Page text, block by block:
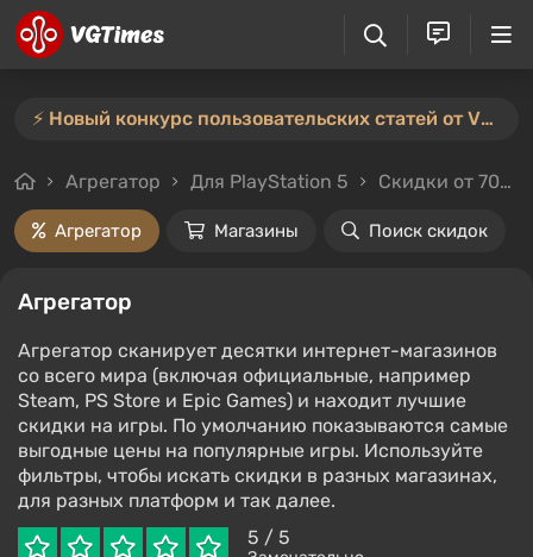
⚡️ Новый конкурс пользовательских статей от VGTimes — участвуйте тут ⚡️
Агрегатор Для PlayStation 5 Скидки от 70%
Агрегатор Магазины Поиск скидок
Агрегатор
Агрегатор сканирует десятки интернет-магазинов
со всего мира (включая официальные, например
Steam, PS Store и Epic Games) и находит лучшие
скидки на игры. По умолчанию показываются самые
выгодные цены на популярные игры. Используйте
фильтры, чтобы искать скидки в разных магазинах,
для разных платформ и так далее.
5 / 5